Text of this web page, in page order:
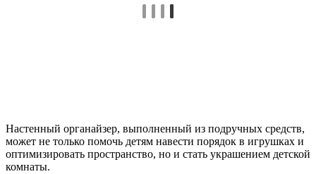
Настенный органайзер, выполненный из подручных средств,
может не только помочь детям навести порядок в игрушках и
оптимизировать пространство, но и стать украшением детской
комнаты.